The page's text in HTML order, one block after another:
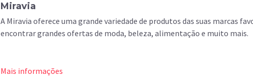
Miravia
A Miravia oferece uma grande variedade de produtos das suas marcas
encontrar grandes ofertas de moda, beleza, alimentação e muito mais.
Mais informações